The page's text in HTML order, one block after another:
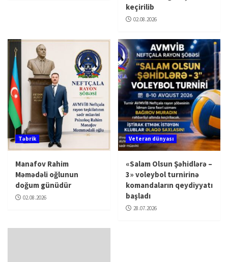
keçirilib
02.08.2026
Təbrik
Manafov Rahim
Məmədəli oğlunun
doğum günüdür
02.08.2026
Veteran dünyası
«Salam Olsun Şəhidlərə –
3» voleybol turnirinə
komandaların qeydiyyatı
başladı
28.07.2026